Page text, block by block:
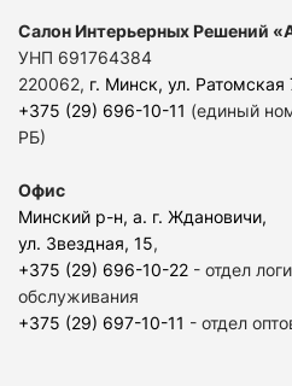
Салон Интерьерных Решений
УНП 691764384
220062, г. Минск, ул. Ратомская
+375 (29) 696-10-11 (единый
РБ)
Офис
Минский р-н, а. г. Ждановичи,
ул. Звездная, 15,
+375 (29) 696-10-22 - отдел
обслуживания
+375 (29) 697-10-11 - отдел